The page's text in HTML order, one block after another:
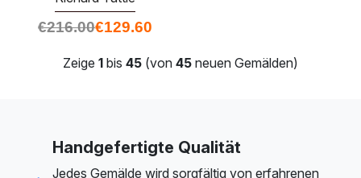
€216.00€129.60
Zeige 1 bis 45 (von 45 neuen Gemälden)
Handgefertigte Qualität
Jedes Gemälde wird sorgfältig von erfahrenen